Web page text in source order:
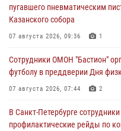
пугавшего пневматическим
Казанского собора
07 августа 2026, 09:36 1
Сотрудники ОМОН "Бастион"
футболу в преддверии Дня
07 августа 2026, 07:44 2
В Санкт-Петербурге
профилактические рейды по